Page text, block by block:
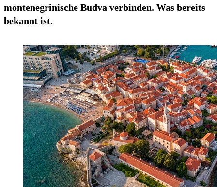
montenegrinische Budva verbinden. Was bereits
bekannt ist.